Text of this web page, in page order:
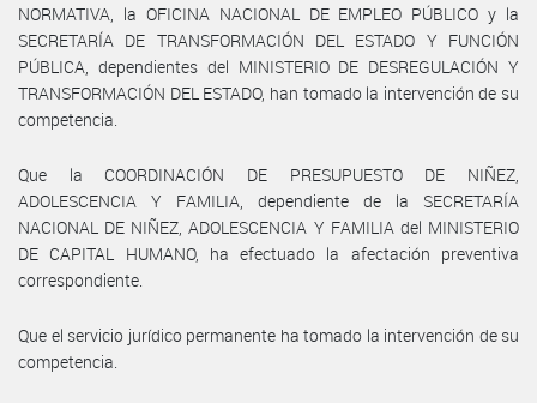
NORMATIVA, la OFICINA NACIONAL DE EMPLEO PÚBLICO y la
SECRETARÍA DE TRANSFORMACIÓN DEL ESTADO Y FUNCIÓN
PÚBLICA, dependientes del MINISTERIO DE DESREGULACIÓN Y
TRANSFORMACIÓN DEL ESTADO, han tomado la intervención de su
competencia.
Que la COORDINACIÓN DE PRESUPUESTO DE NIÑEZ,
ADOLESCENCIA Y FAMILIA, dependiente de la SECRETARÍA
NACIONAL DE NIÑEZ, ADOLESCENCIA Y FAMILIA del MINISTERIO
DE CAPITAL HUMANO, ha efectuado la afectación preventiva
correspondiente.
Que el servicio jurídico permanente ha tomado la intervención de su
competencia.